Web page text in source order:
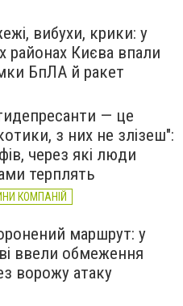
вибухи, крики: у
районах Києва впали
БпЛА й ракет
— це
з них не злізеш":
через які люди
терплять
КОМПАНІЙ
маршрут: у
ввели обмеження
ворожу атаку